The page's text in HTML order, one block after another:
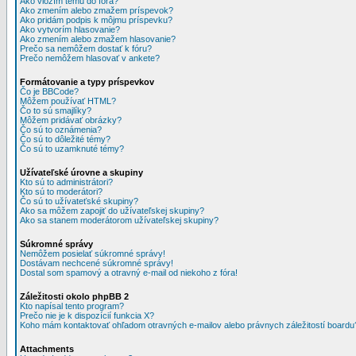
Ako zmením alebo zmažem príspevok?
Ako pridám podpis k môjmu príspevku?
Ako vytvorím hlasovanie?
Ako zmením alebo zmažem hlasovanie?
Prečo sa nemôžem dostať k fóru?
Prečo nemôžem hlasovať v ankete?
Formátovanie a typy príspevkov
Čo je BBCode?
Môžem používať HTML?
Čo to sú smajlíky?
Môžem pridávať obrázky?
Čo sú to oznámenia?
Čo sú to dôležité témy?
Čo sú to uzamknuté témy?
Užívateľské úrovne a skupiny
Kto sú to administrátori?
Kto sú to moderátori?
Čo sú to užívateťské skupiny?
Ako sa môžem zapojiť do užívateľskej skupiny?
Ako sa stanem moderátorom užívateľskej skupiny?
Súkromné správy
Nemôžem posielať súkromné správy!
Dostávam nechcené súkromné správy!
Dostal som spamový a otravný e-mail od niekoho z fóra!
Záležitosti okolo phpBB 2
Kto napísal tento program?
Prečo nie je k dispozícií funkcia X?
Koho mám kontaktovať ohľadom otravných e-mailov alebo právnych záležitostí
Attachments